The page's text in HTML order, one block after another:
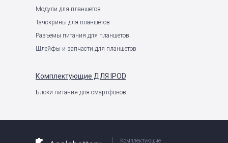
Модули для планшетов
Тачскрины для планшетов
Разъемы питания для планшетов
Шлейфы и запчасти для планшетов
Комплектующие ДЛЯ IPOD
Блоки питания для смартфонов
Комплектующие